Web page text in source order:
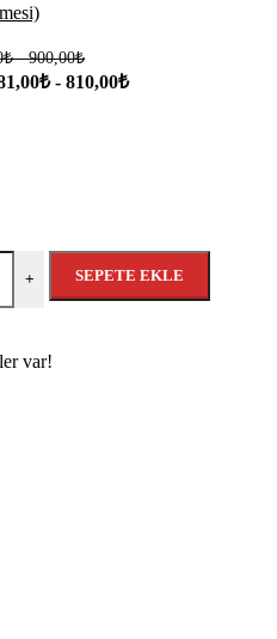
- 900,00₺
- 810,00₺
+ SEPETE EKLE
var!